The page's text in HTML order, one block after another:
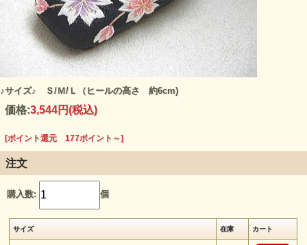
♪サイズ♪ Ｓ/Ｍ/Ｌ（ヒールの高さ 約6cm)
価格:3,544円(税込)
[ポイント還元 177ポイント～]
注文
購入数: 個
サイズ 在庫 カート